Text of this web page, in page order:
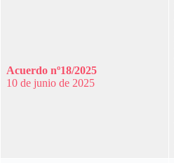
Acuerdo nº18/2025
10 de junio de 2025